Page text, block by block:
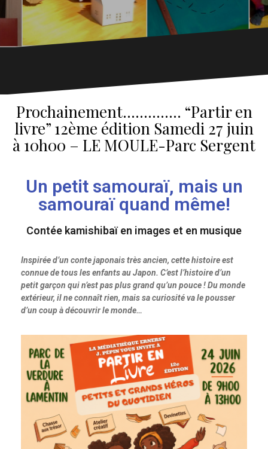
Prochainement………….. “Partir en
livre” 12ème édition Samedi 27 juin
à 10h00 – LE MOULE-Parc Sergent
Un petit samouraï, mais un
samouraï quand même!
Contée kamishibaï en images et en musique
Inspirée d’un conte japonais très ancien, cette histoire est
connue de tous les enfants au Japon. C’est l’histoire d’un
petit garçon qui n’est pas plus grand qu’un pouce ! Du monde
extérieur, il ne connaît rien, mais sa curiosité va le pousser
d’un coup à découvrir le monde…